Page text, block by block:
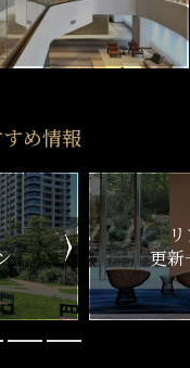
め情報
新